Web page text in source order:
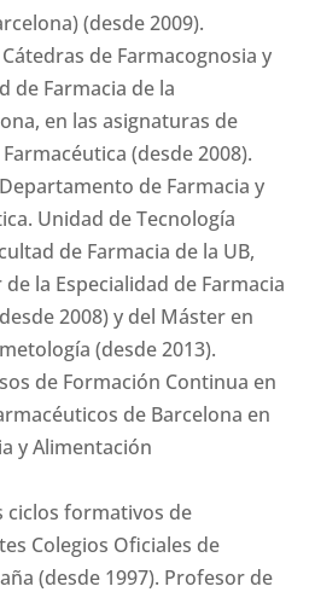
(desde 2009).
de Farmacognosia y
de Farmacia de la
en las asignaturas de
(desde 2008).
de Farmacia y
Unidad de Tecnología
de Farmacia de la UB,
la Especialidad de Farmacia
2008) y del Máster en
(desde 2013).
de Formación Continua en
de Barcelona en
y Alimentación
ciclos formativos de
Colegios Oficiales de
(desde 1997). Profesor de